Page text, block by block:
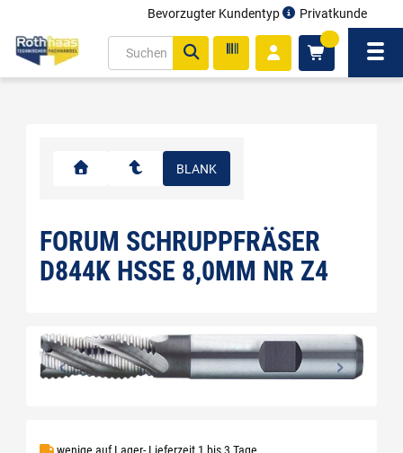
Bevorzugter Kundentyp Privatkunde
BLANK
FORUM SCHRUPPFRÄSER
D844K HSSE 8,0MM NR Z4
wenige auf Lager- Lieferzeit 1 bis 3 Tage